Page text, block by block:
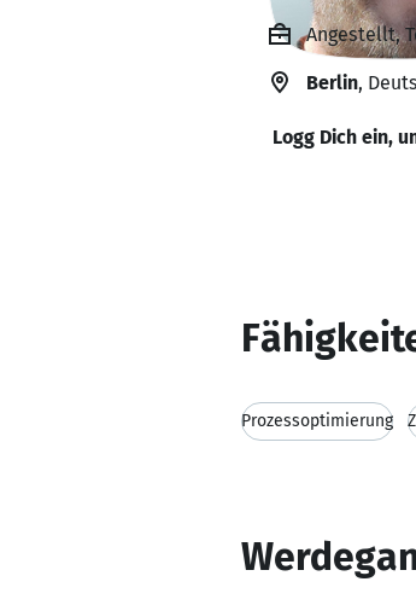
Angestellt,
Berlin,
Logg Dich ein,
Prozessoptimierung